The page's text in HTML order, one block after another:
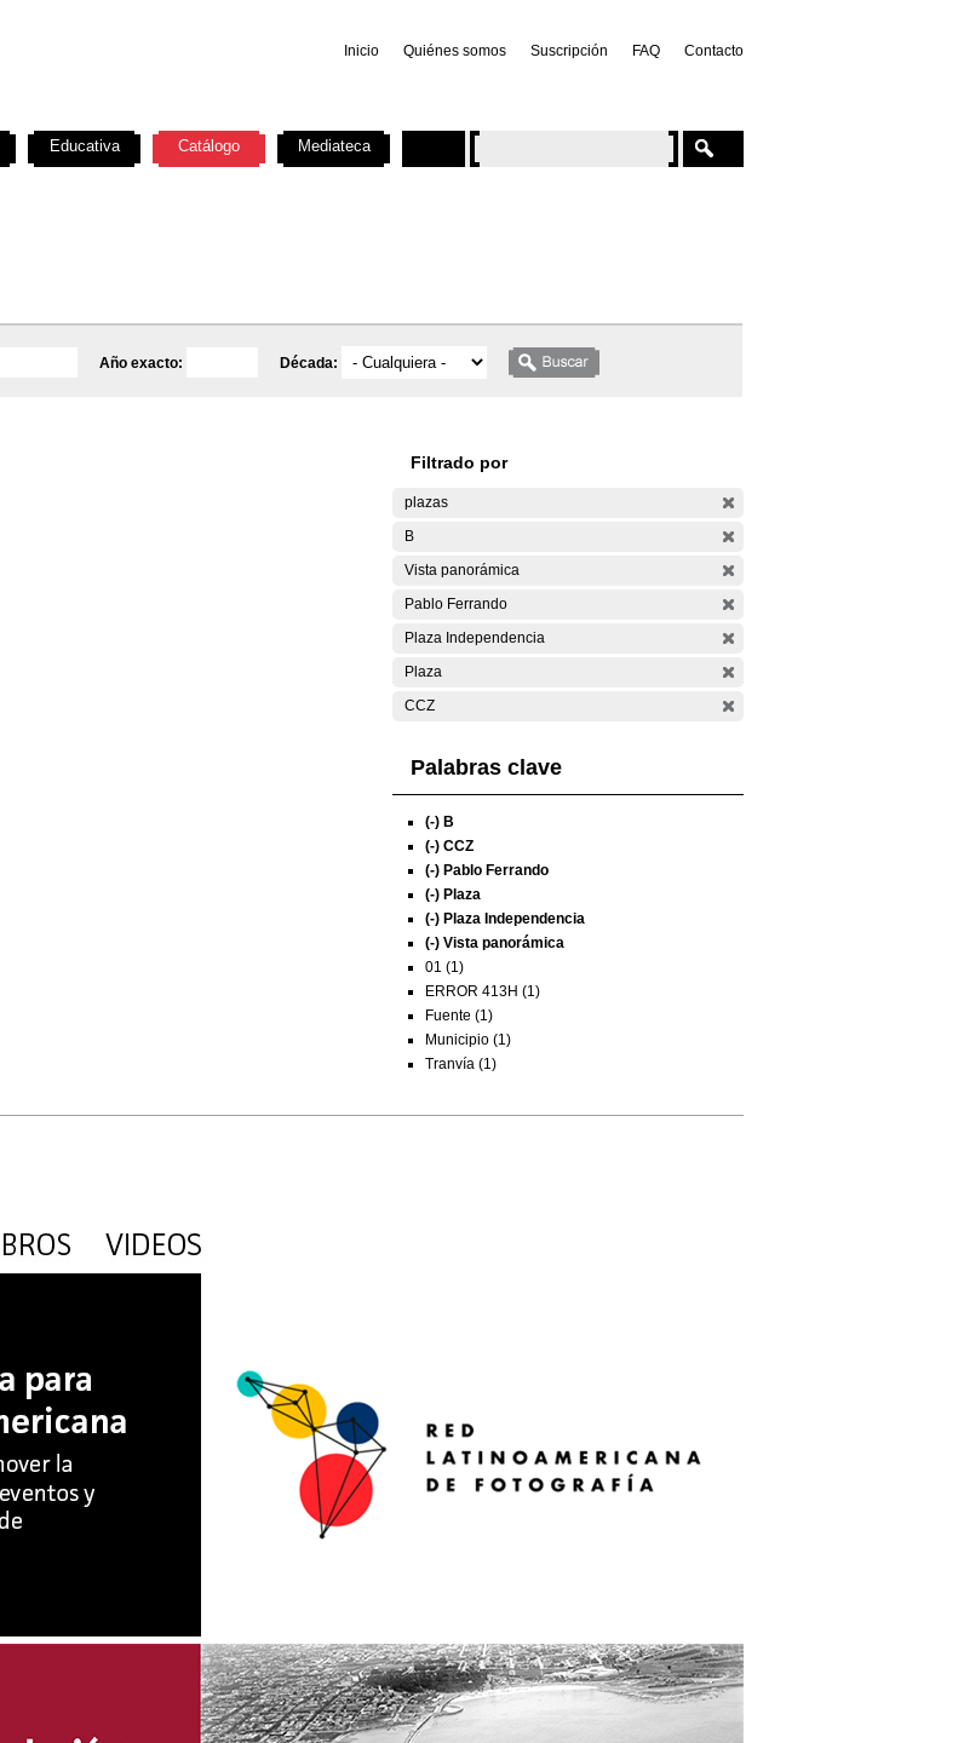
Inicio Quiénes somos Suscripción FAQ Contacto
Año exacto: Década:
Filtrado por
plazas
B
Vista panorámica
Pablo Ferrando
Plaza Independencia
Plaza
CCZ
Palabras clave
(-) B
(-) CCZ
(-) Pablo Ferrando
(-) Plaza
(-) Plaza Independencia
(-) Vista panorámica
01 (1)
ERROR 413H (1)
Fuente (1)
Municipio (1)
Tranvía (1)
Educativa Catálogo Mediateca